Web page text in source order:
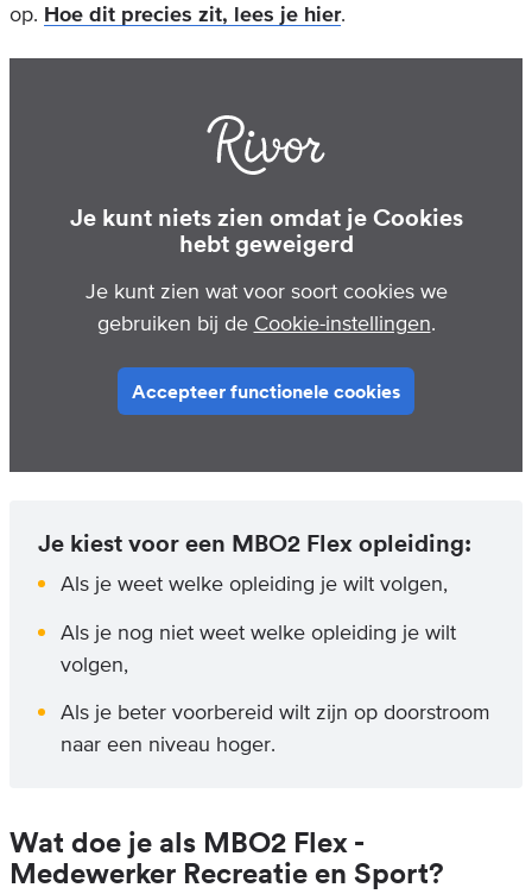
op. Hoe dit precies zit, lees je hier.
Je kunt niets zien omdat je Cookies
hebt geweigerd
Je kunt zien wat voor soort cookies we
gebruiken bij de Cookie-instellingen.
Accepteer functionele cookies
Je kiest voor een MBO2 Flex opleiding:
Als je weet welke opleiding je wilt volgen,
Als je nog niet weet welke opleiding je wilt
volgen,
Als je beter voorbereid wilt zijn op doorstroom
naar een niveau hoger.
Wat doe je als MBO2 Flex -
Medewerker Recreatie en Sport?